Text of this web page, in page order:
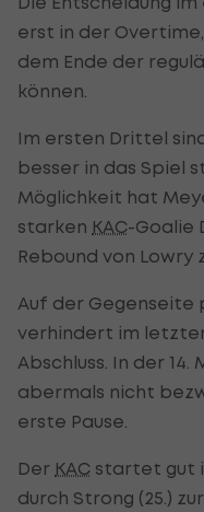
erst in der
dem Ende der
können.
Im ersten Drittel
besser in das Spiel
Möglichkeit hat
starken KAC-Goalie
Rebound von Lowry
Auf der Gegenseite
verhindert im
Abschluss. In der
abermals nicht
erste Pause.
Der KAC startet gut
durch Strong (25.)